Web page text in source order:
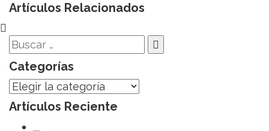
Artículos Relacionados
Categorías
Categorías
Artículos Reciente